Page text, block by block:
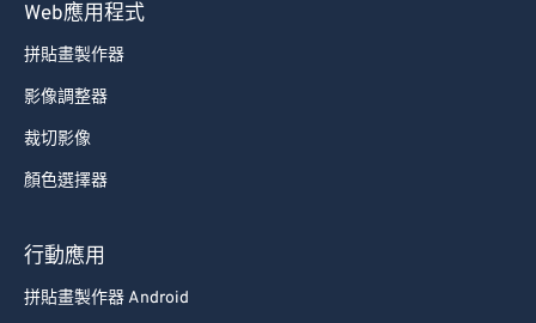
Web應用程式
拼貼畫製作器
影像調整器
裁切影像
顏色選擇器
行動應用
拼貼畫製作器 Android